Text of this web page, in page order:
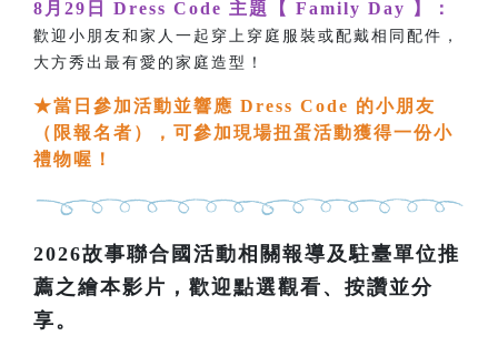
8月29日 Dress Code 主題【 Family Day 】：
歡迎小朋友和家人一起穿上穿庭服裝或配戴相同配件，
大方秀出最有愛的家庭造型！
★當日參加活動並響應 Dress Code 的小朋友
（限報名者），可參加現場扭蛋活動獲得一份小
禮物喔！
2026故事聯合國活動相關報導及駐臺單位推
薦之繪本影片，歡迎點選觀看、按讚並分
享。